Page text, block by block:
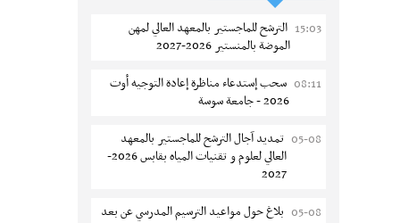
15:03 الترشح للماجستير بالمعهد العالي لمهن
الموضة بالمنستير 2026-2027
08:11 سحب إستدعاء مناظرة إعادة التوجيه أوت
2026 - جامعة سوسة
05-08 تمديد آجال الترشح للماجستير بالمعهد
العالي لعلوم و تقنيات المياه بقابس 2026-
2027
05-08 بلاغ حول مواعيد الترسيم المدرسي عن بعد